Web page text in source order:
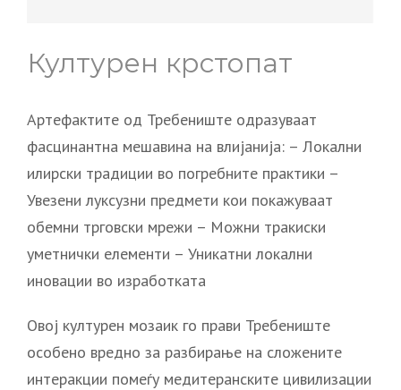
Културен крстопат
Артефактите од Требениште одразуваат
фасцинантна мешавина на влијанија: – Локални
илирски традиции во погребните практики –
Увезени луксузни предмети кои покажуваат
обемни трговски мрежи – Можни тракиски
уметнички елементи – Уникатни локални
иновации во изработката
Овој културен мозаик го прави Требениште
особено вредно за разбирање на сложените
интеракции помеѓу медитеранските цивилизации